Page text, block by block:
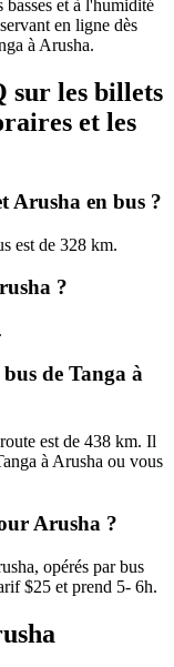
basses et à l'humidité
en ligne dès
à Arusha.
sur les billets
et les
Arusha en bus ?
est de 328 km.
?
de Tanga à
est de 438 km. Il
à Arusha ou vous
Arusha ?
opérés par bus
$25 et prend 5- 6h.